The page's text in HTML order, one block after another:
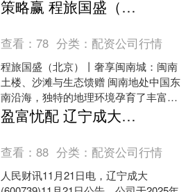
人，到南乐县元村镇古寺郎中心小学开
展新时代文明实践中心....
策略赢 程旅国盛（北京）丨奢享闽南城：闽南土楼、沙滩与生态馈赠
查看：78 分类： 配资公司行情
程旅国盛（北京）丨奢享闽南城：闽南
土楼、沙滩与生态馈赠 闽南地处中国东
南沿海，独特的地理环境孕育了丰富的
自然景观，从兼具人文智慧的土楼，到
治愈身心的沙滩，再到充....
盈富忧配 辽宁成大：控股子公司新疆宝明矿业有限公司长期停产
查看：88 分类： 配资公司行情
人民财讯11月21日电，辽宁成大